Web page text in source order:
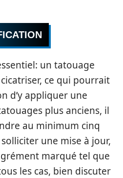
un tatouage
ce qui pourrait
d’y appliquer une
plus anciens, il
au minimum cinq
une mise à jour,
marqué tel que
les cas, bien discuter